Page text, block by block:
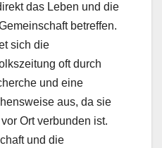
das Leben und die
betreffen.
sich die
oft durch
und eine
aus, da sie
Ort verbunden ist.
und die